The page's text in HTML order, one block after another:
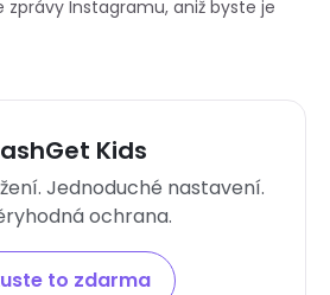
Instagramu, aniž byste je
Kids
Jednoduché nastavení.
ochrana.
to zdarma